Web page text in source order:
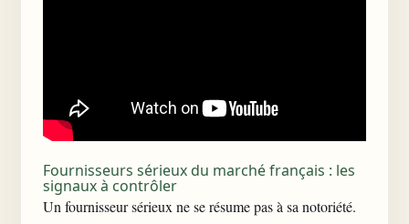
Fournisseurs sérieux du marché français : les
signaux à contrôler
Un fournisseur sérieux ne se résume pas à sa notoriété.